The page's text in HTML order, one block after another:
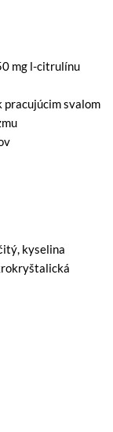
mg l-citrulínu
pracujúcim svalom
kyselina